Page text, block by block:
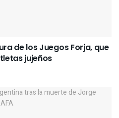
de los Juegos Forja, que
jujeños